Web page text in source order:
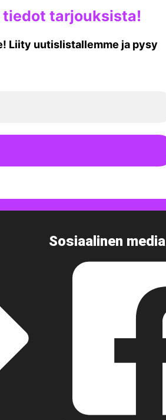
tiedot tarjouksista!
Liity uutislistallemme ja pysy
Sosiaalinen media